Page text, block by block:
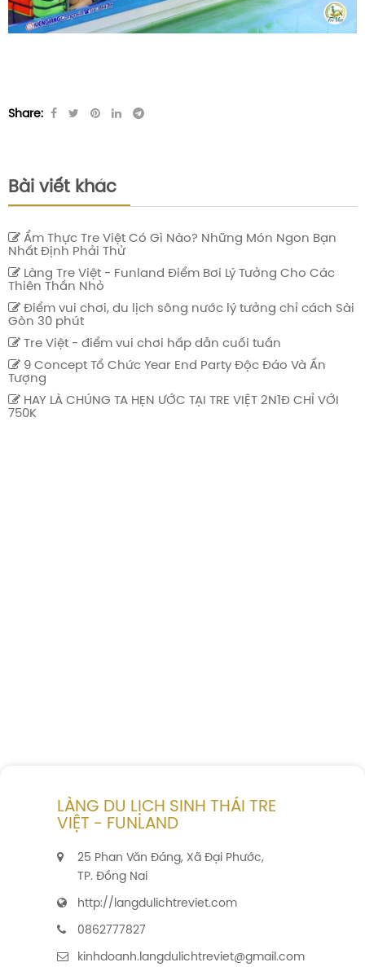
Share:
Bài viết khác
Ẩm Thực Tre Việt Có Gì Nào? Những Món Ngon Bạn
Nhất Định Phải Thử
Làng Tre Việt - Funland Điểm Bơi Lý Tưởng Cho Các
Thiên Thần Nhỏ
Điểm vui chơi, du lịch sông nước lý tưởng chỉ cách Sài
Gòn 30 phút
Tre Việt - điểm vui chơi hấp dẫn cuối tuần
9 Concept Tổ Chức Year End Party Độc Đáo Và Ấn
Tượng
HAY LÀ CHÚNG TA HẸN ƯỚC TẠI TRE VIỆT 2N1Đ CHỈ VỚI
750K
LÀNG DU LỊCH SINH THÁI TRE
VIỆT - FUNLAND
25 Phan Văn Đáng, Xã Đại Phước,
TP. Đồng Nai
http://langdulichtreviet.com
0862777827
kinhdoanh.langdulichtreviet@gmail.com